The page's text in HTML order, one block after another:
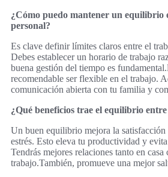
¿Cómo puedo mantener un equilibrio
personal?
Es clave definir límites claros entre el
Debes establecer un horario de trabajo
buena gestión del tiempo es
recomendable ser flexible en el trabajo.
comunicación abierta con tu familia y
¿Qué beneficios trae el equilibrio
Un buen equilibrio mejora la satisfacción
estrés. Esto eleva tu productividad y
Tendrás mejores relaciones tanto en casa
trabajo.También, promueve una mejor